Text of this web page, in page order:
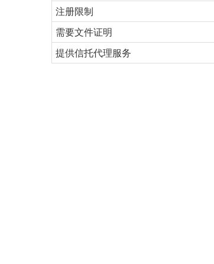
注册限制
需要文件证明
提供信托代理服务